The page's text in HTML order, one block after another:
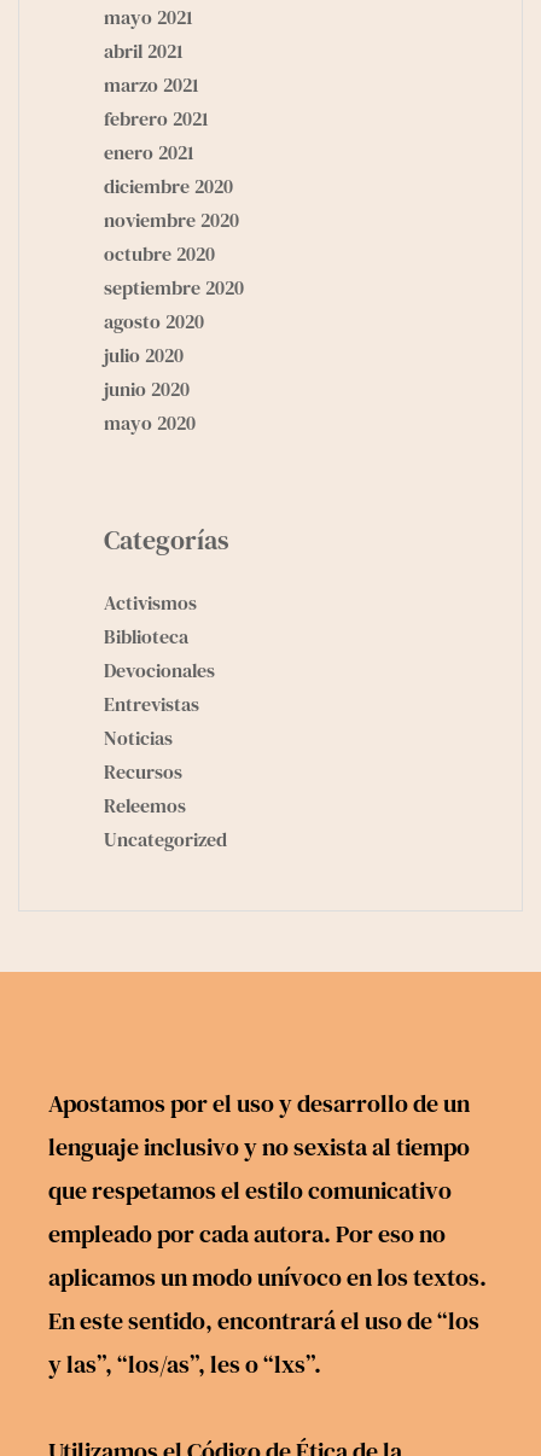
mayo 2021
abril 2021
marzo 2021
febrero 2021
enero 2021
diciembre 2020
noviembre 2020
octubre 2020
septiembre 2020
agosto 2020
julio 2020
junio 2020
mayo 2020
Categorías
Activismos
Biblioteca
Devocionales
Entrevistas
Noticias
Recursos
Releemos
Uncategorized
Apostamos por el uso y desarrollo de un
lenguaje inclusivo y no sexista al tiempo
que respetamos el estilo comunicativo
empleado por cada autora. Por eso no
aplicamos un modo unívoco en los textos.
En este sentido, encontrará el uso de “los
y las”, “los/as”, les o “lxs”.